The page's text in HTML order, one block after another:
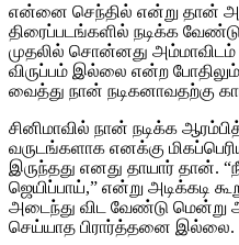
என்னை செந்தில் என்று தான்
திரைப்படங்களில் நடிக்க
முதலில் சொன்னது அம்மாவிடம்
விருப்பம் இல்லை என்ற
வைத்து நான் நடிகனாவதற்கு
சினிமாவில் நான் நடிக்க
வருடங்களாக எனக்கு
இருந்தது எனது தாயார் தான்.
ஜெயிப்பாய்,” என்று அடிக்கடி
அடைந்து விட வேண்டு
செய்யாத பிரார்த்தனை இல்லை.